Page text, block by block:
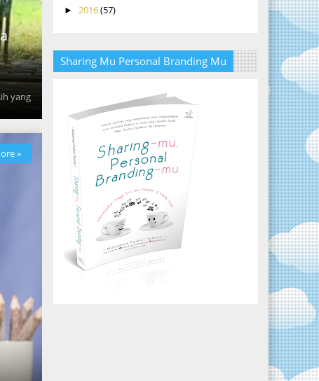
yang
»
► 2016(57)
Sharing Mu Personal Branding Mu